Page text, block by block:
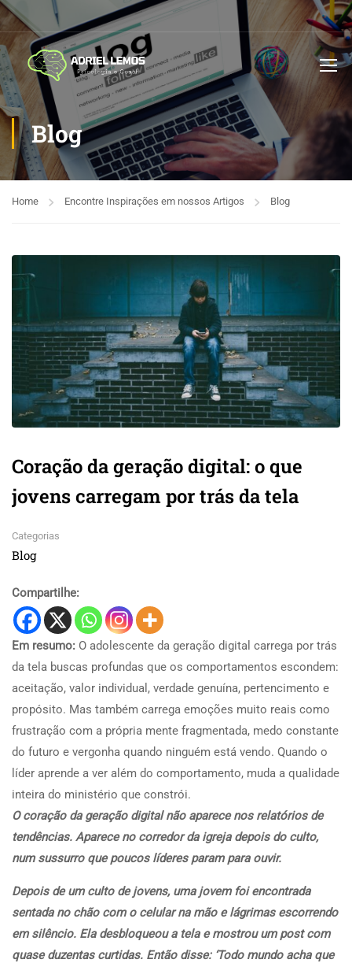
Blog
Home Encontre Inspirações em nossos Artigos Blog
Coração da geração digital: o que
jovens carregam por trás da tela
Categorias
Blog
Compartilhe:
Em resumo: O adolescente da geração digital carrega por trás
da tela buscas profundas que os comportamentos escondem:
aceitação, valor individual, verdade genuína, pertencimento e
propósito. Mas também carrega emoções muito reais como
frustração com a própria mente fragmentada, medo constante
do futuro e vergonha quando ninguém está vendo. Quando o
líder aprende a ver além do comportamento, muda a qualidade
inteira do ministério que constrói.
O coração da geração digital não aparece nos relatórios de
tendências. Aparece no corredor da igreja depois do culto,
num sussurro que poucos líderes param para ouvir.
Depois de um culto de jovens, uma jovem foi encontrada
sentada no chão com o celular na mão e lágrimas escorrendo
em silêncio. Ela desbloqueou a tela e mostrou um post com
quase duzentas curtidas. Então disse: ‘Todo mundo acha que